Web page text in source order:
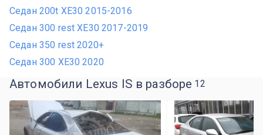
Седан 200t XE30 2015-2016
Седан 300 rest XE30 2017-2019
Седан 350 rest 2020+
Седан 300 XE30 2020
Автомобили Lexus IS в разборе 12